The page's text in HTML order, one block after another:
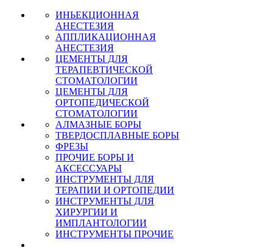
ИНЬЕКЦИОННАЯ
АНЕСТЕЗИЯ
АППЛИКАЦИОННАЯ
АНЕСТЕЗИЯ
ЦЕМЕНТЫ ДЛЯ
ТЕРАПЕВТИЧЕСКОЙ
СТОМАТОЛОГИИ
ЦЕМЕНТЫ ДЛЯ
ОРТОПЕДИЧЕСКОЙ
СТОМАТОЛОГИИ
АЛМАЗНЫЕ БОРЫ
ТВЕРДОСПЛАВНЫЕ БОРЫ
ФРЕЗЫ
ПРОЧИЕ БОРЫ И
АКСЕССУАРЫ
ИНСТРУМЕНТЫ ДЛЯ
ТЕРАПИИ И ОРТОПЕДИИ
ИНСТРУМЕНТЫ ДЛЯ
ХИРУРГИИ И
ИМПЛАНТОЛОГИИ
ИНСТРУМЕНТЫ ПРОЧИЕ